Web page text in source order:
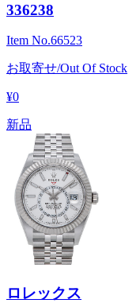
336238
Item No.66523
お取寄せ/Out Of Stock
¥0
新品
ロレックス